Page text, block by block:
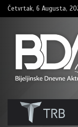
Skip
to
Četvrtak, 6 Augusta,